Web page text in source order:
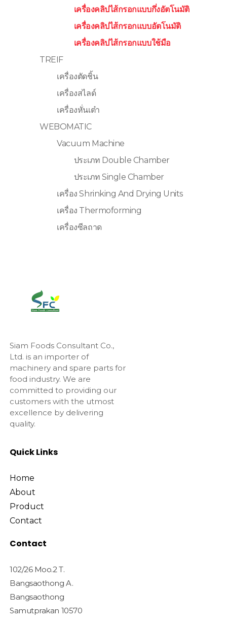
เครื่องคลิปไส้กรอกแบบกึ่งอัตโนมัติ
เครื่องคลิปไส้กรอกแบบอัตโนมัติ
เครื่องคลิปไส้กรอกแบบใช้มือ
TREIF
เครื่องตัดชิ้น
เครื่องสไลด์
เครื่องหั่นเต๋า
WEBOMATIC
Vacuum Machine
ประเภท Double Chamber
ประเภท Single Chamber
เครื่อง Shrinking And Drying Units
เครื่อง Thermoforming
เครื่องซีลถาด
Siam Foods Consultant Co.,
Ltd. is an importer of
machinery and spare parts for
food industry. We are
committed to providing our
customers with the utmost
excellence by delivering
quality.
Quick Links
Home
About
Product
Contact
Contact
102/26 Moo.2 T.
Bangsaothong A.
Bangsaothong
Samutprakan 10570